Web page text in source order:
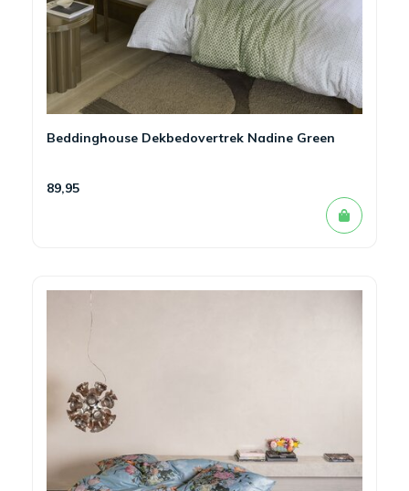
Beddinghouse Dekbedovertrek Nadine Green
89,95